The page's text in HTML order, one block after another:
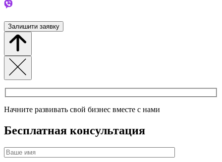
Залишити заявку
Начните развивать свой бизнес вместе с нами
Бесплатная консультация